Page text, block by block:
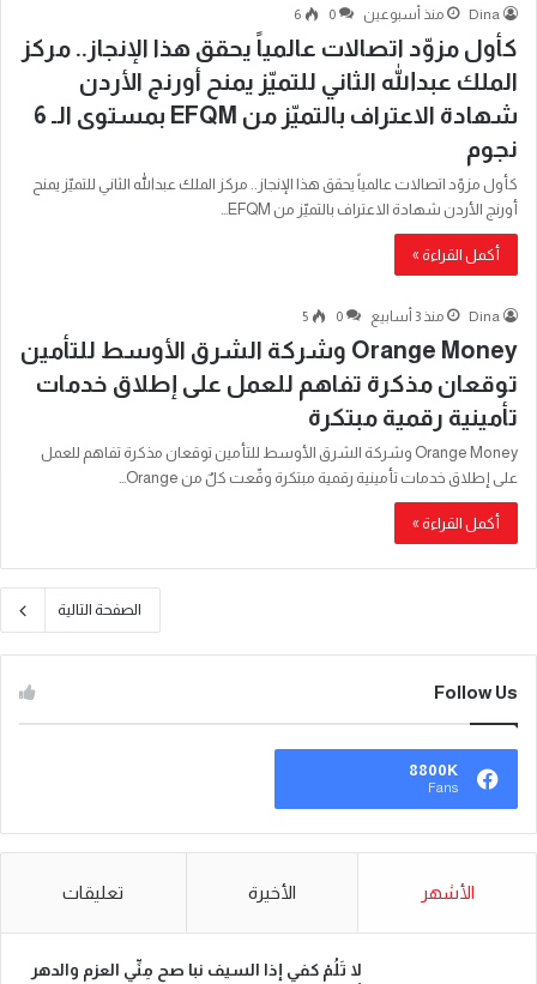
Dina منذ أسبوعين 0
6
كأول مزوّد اتصالات عالمياً يحقق هذا الإنجاز.. مركز
الملك عبدالله الثاني للتميّز يمنح أورنج الأردن
شهادة الاعتراف بالتميّز من EFQM بمستوى الـ 6
نجوم
كأول مزوّد اتصالات عالمياً يحقق هذا الإنجاز.. مركز الملك عبدالله الثاني للتميّز يمنح
أورنج الأردن شهادة الاعتراف بالتميّز من EFQM…
أكمل القراءة »
Dina منذ 3 أسابيع 0
5
Orange Money وشركة الشرق الأوسط للتأمين
توقعان مذكرة تفاهم للعمل على إطلاق خدمات
تأمينية رقمية مبتكرة
Orange Money وشركة الشرق الأوسط للتأمين توقعان مذكرة تفاهم للعمل
على إطلاق خدمات تأمينية رقمية مبتكرة وقّعت كلٌ من Orange…
أكمل القراءة »
الصفحة التالية
Follow Us
8800K
Fans
الأشهر الأخيرة تعليقات
لا تَلُمْ كفي إذا السيف نبا صح مِنِّي العزم والدهر